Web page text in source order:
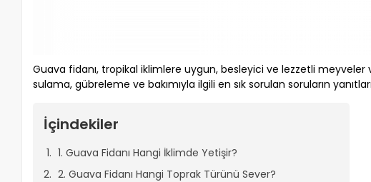
Guava fidanı, tropikal iklimlere uygun, besleyici ve lezzetli meyveler
sulama, gübreleme ve bakımıyla ilgili en sık sorulan soruların
İçindekiler
1. Guava Fidanı Hangi İklimde Yetişir?
2. Guava Fidanı Hangi Toprak Türünü Sever?